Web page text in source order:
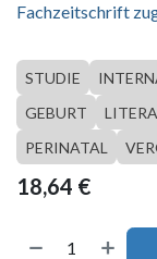
Fachzeitschrift
STUDIE
GEBURT
PERINATAL
18,64 €